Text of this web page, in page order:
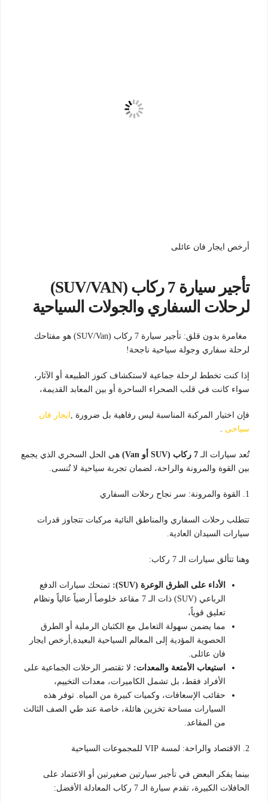
أرخص ايجار فان عائلى
تأجير سيارة 7 ركاب (SUV/VAN)
لرحلات السفاري والجولات السياحية
مغامرة بدون قلق: تأجير سيارة 7 ركاب (SUV/Van) هو مفتاحك
لرحلة سفاري وجولة سياحية ناجحة!
إذا كنت تخطط لرحلة جماعية لاستكشاف كنوز الطبيعة أو الآثار،
سواء كانت في قلب الصحراء الساحرة أو بين المعابد القديمة،
فإن اختيار المركبة المناسبة ليس رفاهية بل ضرورة , ايجار فان
سياحى .
تُعد سيارات الـ 7 ركاب (SUV أو Van)
هي الحل السحري الذي يجمع
بين القوة والمرونة والراحة، لضمان تجربة سياحية لا تُنسى.
1. القوة والمرونة: سر نجاح رحلات السفاري
تتطلب رحلات السفاري والمناطق النائية مركبات تتجاوز قدرات
سيارات السيدان العادية.
وهنا تتألق سيارات الـ 7 ركاب:
الأداء على الطرق الوعرة (SUV):
تمنحك سيارات الدفع
الرباعي (SUV) ذات الـ 7 مقاعد خلوصاً أرضياً عالياً ونظام
تعليق قوياً،
مما يضمن سهولة التعامل مع الكثبان الرملية أو الطرق
الحصوية المؤدية إلى المعالم السياحية البعيدة,أرخص ايجار
فان عائلى.
استيعاب الأمتعة والمعدات: لا تقتصر الرحلات الجماعية على
الأفراد فقط، بل تشمل الكاميرات، معدات التخييم،
حقائب الإسعافات، وكميات كبيرة من المياه. توفر هذه
السيارات مساحة تخزين هائلة، خاصة عند طي الصف الثالث
من المقاعد.
2. الاقتصاد والراحة: لمسة VIP للمجموعات السياحية
بينما يفكر البعض في تأجير سيارتين صغيرتين أو الاعتماد على
الحافلات الكبيرة، تقدم سيارة الـ 7 ركاب المعادلة الأفضل: